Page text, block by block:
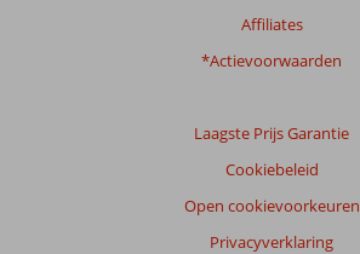
Affiliates
*Actievoorwaarden
Laagste Prijs Garantie
Cookiebeleid
Open cookievoorkeuren
Privacyverklaring